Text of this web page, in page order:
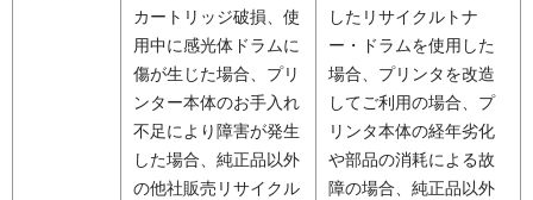
カートリッジ破損、使
用中に感光体ドラムに
傷が生じた場合、プリ
ンター本体のお手入れ
不足により障害が発生
した場合、純正品以外
の他社販売リサイクル
したリサイクルトナ
ー・ドラムを使用した
場合、プリンタを改造
してご利用の場合、プ
リンタ本体の経年劣化
や部品の消耗による故
障の場合、純正品以外